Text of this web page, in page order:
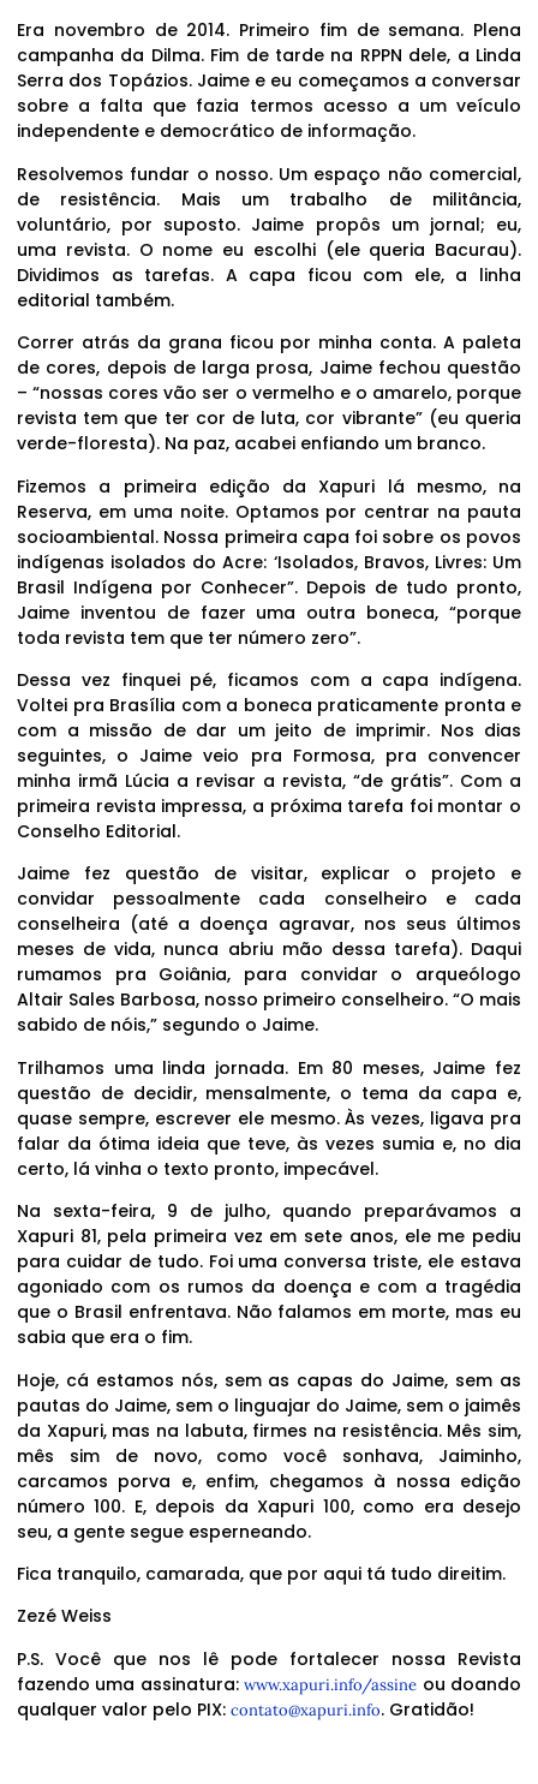
Era novembro de 2014. Primeiro fim de semana. Plena
campanha da Dilma. Fim de tarde na RPPN dele, a Linda
Serra dos Topázios. Jaime e eu começamos a conversar
sobre a falta que fazia termos acesso a um veículo
independente e democrático de informação.
Resolvemos fundar o nosso. Um espaço não comercial,
de resistência. Mais um trabalho de militância,
voluntário, por suposto. Jaime propôs um jornal; eu,
uma revista. O nome eu escolhi (ele queria Bacurau).
Dividimos as tarefas. A capa ficou com ele, a linha
editorial também.
Correr atrás da grana ficou por minha conta. A paleta
de cores, depois de larga prosa, Jaime fechou questão
– “nossas cores vão ser o vermelho e o amarelo, porque
revista tem que ter cor de luta, cor vibrante” (eu queria
verde-floresta). Na paz, acabei enfiando um branco.
Fizemos a primeira edição da Xapuri lá mesmo, na
Reserva, em uma noite. Optamos por centrar na pauta
socioambiental. Nossa primeira capa foi sobre os povos
indígenas isolados do Acre: ‘Isolados, Bravos, Livres: Um
Brasil Indígena por Conhecer”. Depois de tudo pronto,
Jaime inventou de fazer uma outra boneca, “porque
toda revista tem que ter número zero”.
Dessa vez finquei pé, ficamos com a capa indígena.
Voltei pra Brasília com a boneca praticamente pronta e
com a missão de dar um jeito de imprimir. Nos dias
seguintes, o Jaime veio pra Formosa, pra convencer
minha irmã Lúcia a revisar a revista, “de grátis”. Com a
primeira revista impressa, a próxima tarefa foi montar o
Conselho Editorial.
Jaime fez questão de visitar, explicar o projeto e
convidar pessoalmente cada conselheiro e cada
conselheira (até a doença agravar, nos seus últimos
meses de vida, nunca abriu mão dessa tarefa). Daqui
rumamos pra Goiânia, para convidar o arqueólogo
Altair Sales Barbosa, nosso primeiro conselheiro. “O mais
sabido de nóis,” segundo o Jaime.
Trilhamos uma linda jornada. Em 80 meses, Jaime fez
questão de decidir, mensalmente, o tema da capa e,
quase sempre, escrever ele mesmo. Às vezes, ligava pra
falar da ótima ideia que teve, às vezes sumia e, no dia
certo, lá vinha o texto pronto, impecável.
Na sexta-feira, 9 de julho, quando preparávamos a
Xapuri 81, pela primeira vez em sete anos, ele me pediu
para cuidar de tudo. Foi uma conversa triste, ele estava
agoniado com os rumos da doença e com a tragédia
que o Brasil enfrentava. Não falamos em morte, mas eu
sabia que era o fim.
Hoje, cá estamos nós, sem as capas do Jaime, sem as
pautas do Jaime, sem o linguajar do Jaime, sem o jaimês
da Xapuri, mas na labuta, firmes na resistência. Mês sim,
mês sim de novo, como você sonhava, Jaiminho,
carcamos porva e, enfim, chegamos à nossa edição
número 100. E, depois da Xapuri 100, como era desejo
seu, a gente segue esperneando.
Fica tranquilo, camarada, que por aqui tá tudo direitim.
Zezé Weiss
P.S. Você que nos lê pode fortalecer nossa Revista
fazendo uma assinatura:www.xapuri.info/assine ou doando
qualquer valor pelo PIX: contato@xapuri.info. Gratidão!